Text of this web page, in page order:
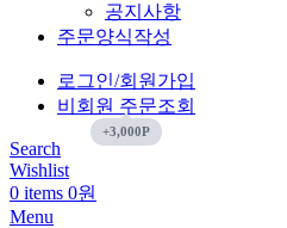
공지사항
주문양식작성
로그인/회원가입
비회원 주문조회
Search
Wishlist
0 items 0원
Menu